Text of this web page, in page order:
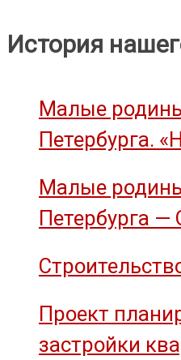
История
Малые
Петербурга.
Малые
Петербурга —
Проект
застройки